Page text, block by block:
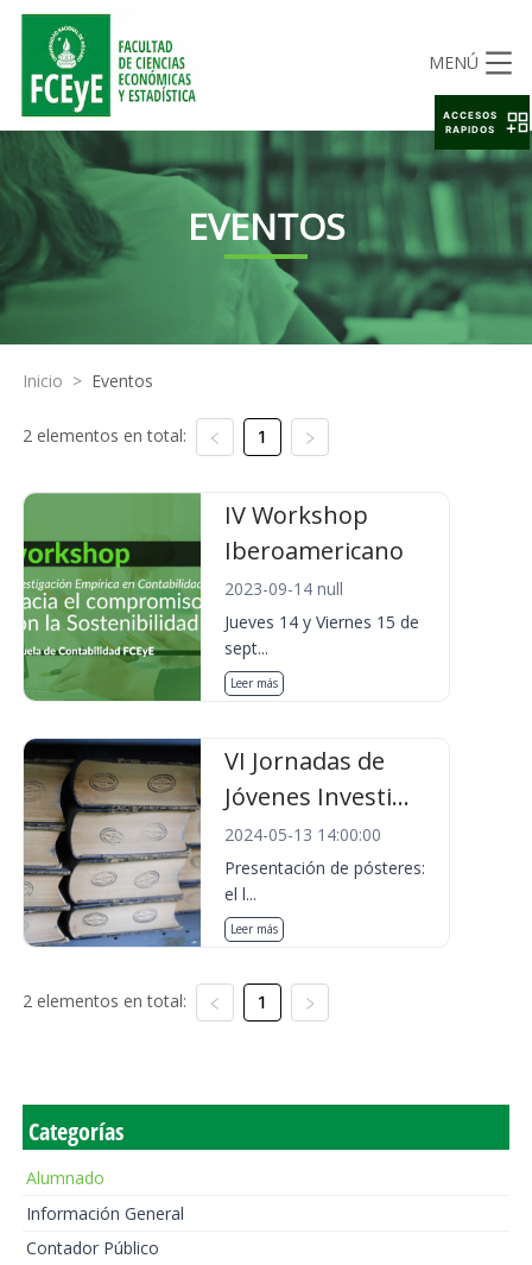
MENÚ
EVENTOS
Inicio > Eventos
2 elementos en total: 1
IV Workshop
Iberoamericano
2023-09-14 null
Jueves 14 y Viernes 15 de
sept...
Leer más
VI Jornadas de
Jóvenes Investi...
2024-05-13 14:00:00
Presentación de pósteres:
el l...
Leer más
2 elementos en total: 1
Categorías
Alumnado
Información General
Contador Público
ACCESOS
RAPIDOS